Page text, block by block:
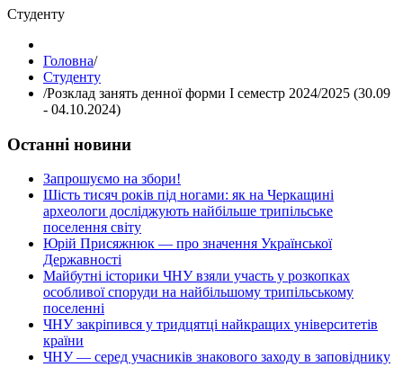
Студенту
Головна/
Студенту
/Розклад занять денної форми І семестр 2024/2025 (30.09
- 04.10.2024)
Останні новини
Запрошуємо на збори!
Шість тисяч років під ногами: як на Черкащині
археологи досліджують найбільше трипільське
поселення світу
Юрій Присяжнюк — про значення Української
Державності
Майбутні історики ЧНУ взяли участь у розкопках
особливої споруди на найбільшому трипільському
поселенні
ЧНУ закріпився у тридцятці найкращих університетів
країни
ЧНУ — серед учасників знакового заходу в заповіднику